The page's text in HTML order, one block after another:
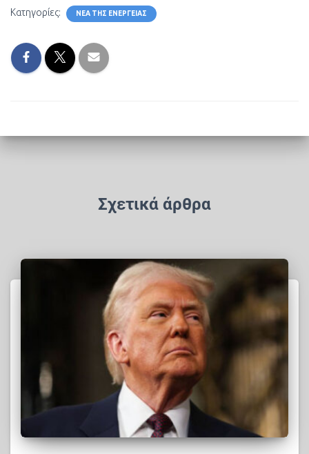
Κατηγορίες: ΝΈΑ ΤΗΣ ΕΝΈΡΓΕΙΑΣ
Σχετικά άρθρα